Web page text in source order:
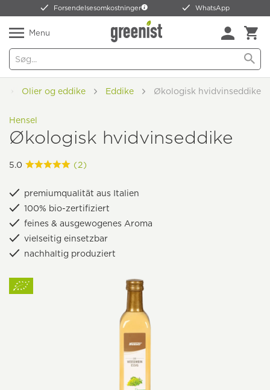
Forsendelsesomkostninger WhatsApp
Menu
Olier og eddike Eddike Økologisk hvidvinseddike
Hensel
Økologisk hvidvinseddike
5.0 (2)
premiumqualität aus Italien
100% bio-zertifiziert
feines & ausgewogenes Aroma
vielseitig einsetzbar
nachhaltig produziert